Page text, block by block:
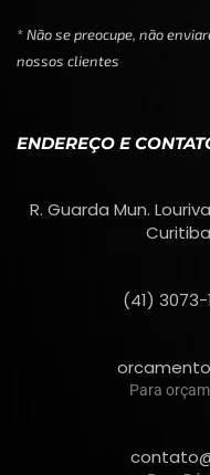
* Não se preocupe, não
nossos clientes
ENDEREÇO E
R. Guarda Mun.
(41) 3073-
Para